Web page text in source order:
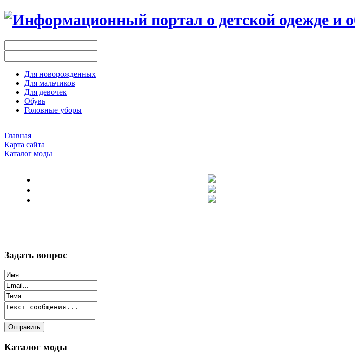
Для новорожденных
Для мальчиков
Для девочек
Обувь
Головные уборы
Главная
Карта сайта
Каталог моды
Задать вопрос
Каталог моды